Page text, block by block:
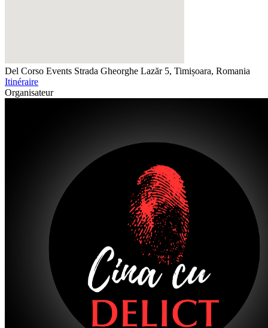
Del Corso Events Strada Gheorghe Lazăr 5, Timișoara, Romania
Itinéraire
Organisateur